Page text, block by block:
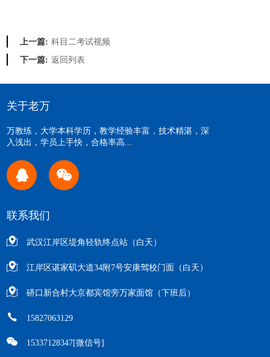
上一篇: 科目二考试视频
下一篇: 返回列表
关于老万
万教练，大学本科学历，教学经验丰富，技术精湛，深
入浅出，学员上手快，合格率高...
联系我们
武汉江岸区堤角轻轨终点站（白天）
江岸区谌家矶大道34附7号安康驾校门面（白天）
硚口新合村大京都宾馆旁万家面馆（下班后）
15827063129
15337128347[微信号]